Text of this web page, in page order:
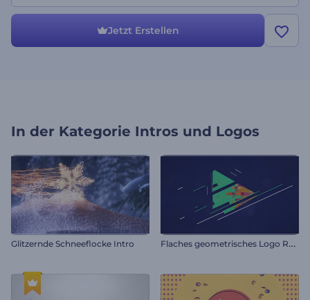
Jetzt Erstellen
In der Kategorie Intros und Logos
Glitzernde Schneeflocke Intro F
laches geometrisches Logo Reveal